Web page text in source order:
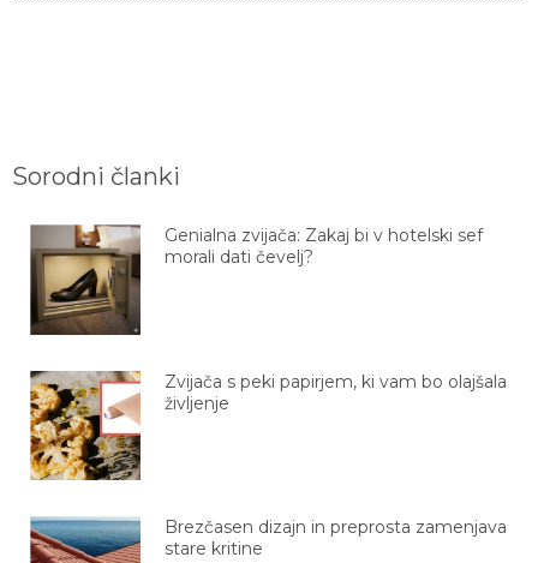
Sorodni članki
Genialna zvijača: Zakaj bi v hotelski sef
morali dati čevelj?
Zvijača s peki papirjem, ki vam bo olajšala
življenje
Brezčasen dizajn in preprosta zamenjava
stare kritine